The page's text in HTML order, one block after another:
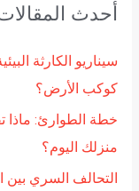
ث
أحدث
سيناريو الكارثة
كوكب الأرض؟
خطة الطوارئ: ماذا
منزلك اليوم؟
التحالف السري بين